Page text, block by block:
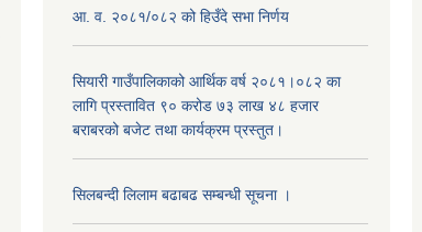
आ. व. २०८१/०८२ को हिउँदे सभा निर्णय
सियारी गाउँपालिकाको आर्थिक वर्ष २०८१।०८२ का
लागि प्रस्तावित ९० करोड ७३ लाख ४८ हजार
बराबरको बजेट तथा कार्यक्रम प्रस्तुत।
सिलबन्दी लिलाम बढाबढ सम्बन्धी सूचना ।